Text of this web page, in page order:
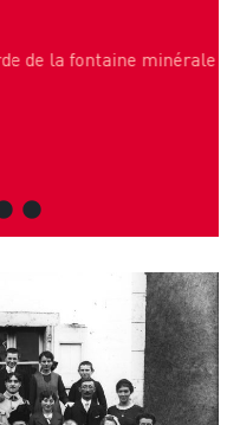
fontaine minérale de